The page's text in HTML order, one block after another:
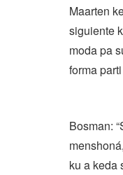
Maarten
siguiente
moda pa
forma
Bosman:
ku a keda